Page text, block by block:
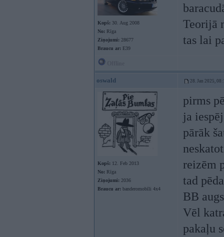
Kopš: 30. Aug 2008
No: Rīga
Ziņojumi: 28677
Braucu ar: E39
Teorijā
tas lai
oswald 28. Jan 2025,
Kopš: 12. Feb 2013
No: Rīga
Ziņojumi: 2036
Braucu ar: banderomobīli 4x4
pirms
ja
pārāk
reizēm
tad
BB
Vēl
pakaļu